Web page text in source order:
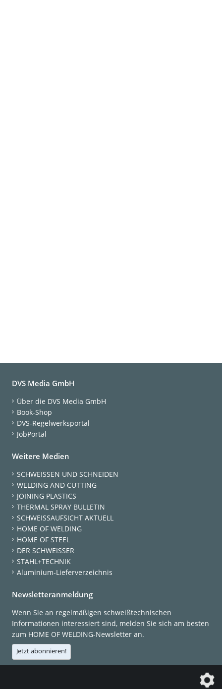
DVS Media GmbH
Über die DVS Media GmbH
Book-Shop
DVS-Regelwerksportal
JobPortal
Weitere Medien
SCHWEISSEN UND SCHNEIDEN
WELDING AND CUTTING
JOINING PLASTICS
THERMAL SPRAY BULLETIN
SCHWEISSAUFSICHT AKTUELL
HOME OF WELDING
HOME OF STEEL
DER SCHWEISSER
STAHL+TECHNIK
Aluminium-Lieferverzeichnis
Newsletteranmeldung
Wenn Sie an regelmäßigen schweißtechnischen
Informationen interessiert sind, melden Sie sich am besten
zum HOME OF WELDING-Newsletter an.
Jetzt abonnieren!